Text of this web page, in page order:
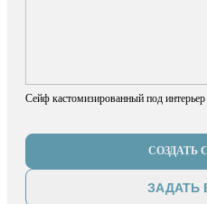
Сейф кастомизированный под интерьер
СОЗДАТЬ
ЗАДАТЬ